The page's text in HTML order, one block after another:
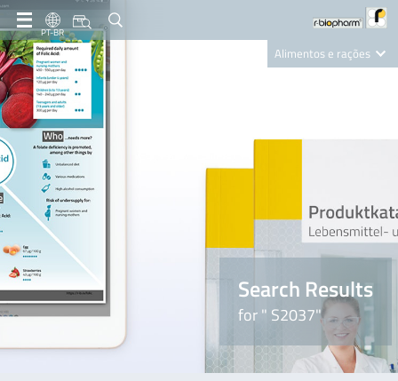
PT-BR
Alimentos e rações
Nutrition Care
Search Results
for " S2037"